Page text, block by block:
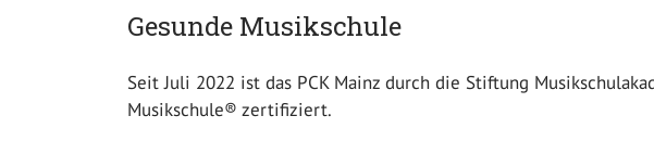
Gesunde Musikschule
Seit Juli 2022 ist das PCK Mainz durch die Stiftung
Musikschule® zertifiziert.